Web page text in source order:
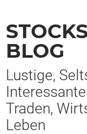
BLOG
Lustige,
Traden,
Leben